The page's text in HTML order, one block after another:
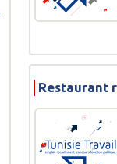
Restaurant